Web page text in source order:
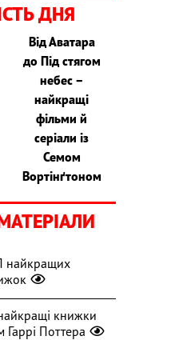
ДНЯ
Від Аватара
до Під стягом
небес –
найкращі
фільми й
серіали із
Семом
Вортінґтоном
найкращих
книжки
Гаррі Поттера